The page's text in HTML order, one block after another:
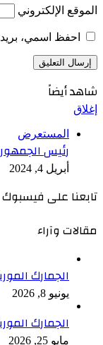
الموقع الإلكتروني
احفظ اسمي،
شاهد أيضاً
إغلاق
المستعرض
رئيس
أبريل 4, 2024
تابعنا على فيسبوك
مقالات وآراء
الجمارك
يونيو 8, 2026
الجمارك
مايو 25, 2026